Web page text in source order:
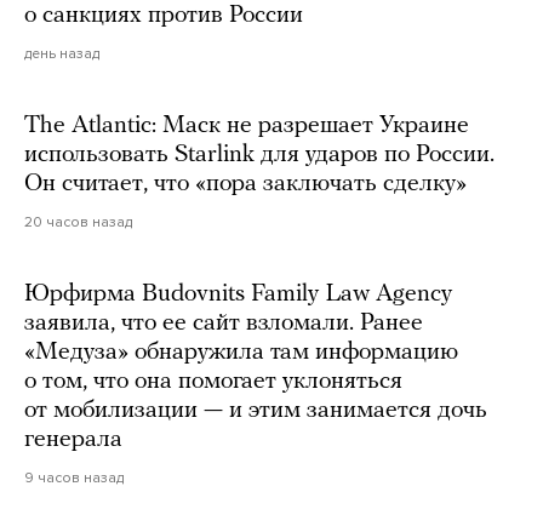
о санкциях против России
день назад
The Atlantic: Маск не разрешает Украине
использовать Starlink для ударов по России.
Он считает, что «пора заключать сделку»
20 часов назад
Юрфирма Budovnits Family Law Agency
заявила, что ее сайт взломали. Ранее
«Медуза» обнаружила там информацию
о том, что она помогает уклоняться
от мобилизации — и этим занимается дочь
генерала
9 часов назад